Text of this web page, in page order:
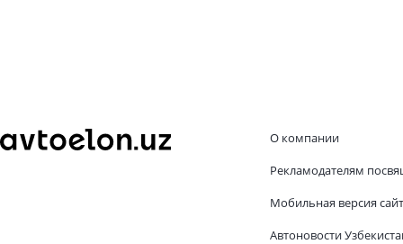
О компании
Рекламодателям
Мобильная версия
Автоновости